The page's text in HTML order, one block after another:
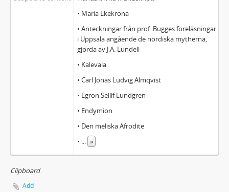
• Maria Ekekrona
• Anteckningar från prof. Bugges föreläsningar
i Uppsala angående de nordiska mytherna,
gjorda av J.A. Lundell
• Kalevala
• Carl Jonas Ludvig Almqvist
• Egron Sellif Lundgren
• Endymion
• Den meliska Afrodite
• ... »
Clipboard
Add